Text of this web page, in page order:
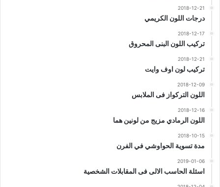
2018-12-21
درجات اللون الكريمي
2018-12-17
تركيب اللون البنى المحروق
2018-12-21
تركيب لون اوف وايت
2018-12-09
اللون التركواز فى الملابس
2018-12-16
اللون الرمادي مزيج من لونين هما
2018-10-15
مدة تسوية الحواوشي في الفرن
2019-01-06
اسئلة الحاسب الالى فى المقابلات الشخصية